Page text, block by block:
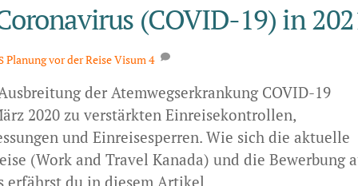
(COVID-19) in
Planung vor der ReiseVisum4
der Atemwegserkrankung COVID-19
2020 zu verstärkten Einreisekontrollen,
und Einreisesperren. Wie sich die aktuelle
(Work and Travel Kanada) und die Bewerbung
erfährst du in diesem Artikel.